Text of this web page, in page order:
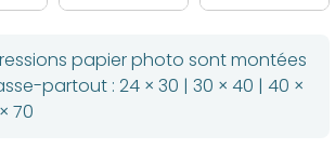
papier photo sont montées
partout : 24 × 30 | 30 × 40 | 40 ×
70